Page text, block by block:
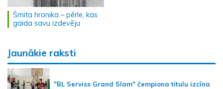
Šmita hronika – pērle, kas
gaida savu izdevēju
Jaunākie raksti
"BL Serviss Grand Slam" čempiona titulu izcīna